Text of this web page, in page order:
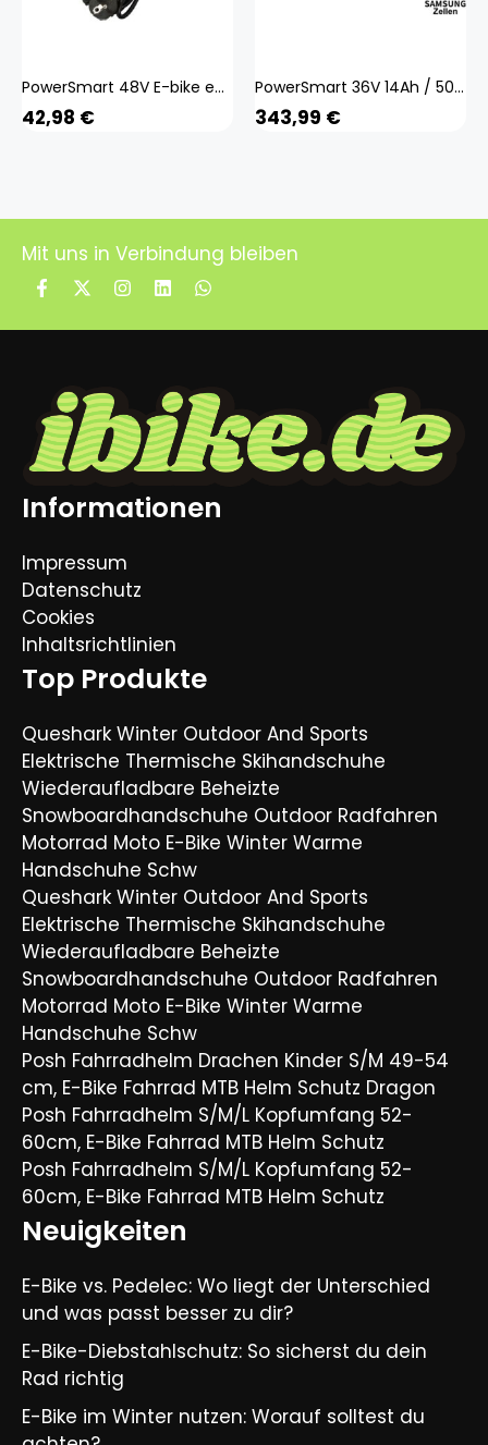
PowerSmart 48V E-bike ebike Akku AC-Ladegerät Netzteil
42,98 €
PowerSmart 36V 14Ah / 504Wh Schwarz eBike Akku für Saxonette Premium Plus
343,99 €
Mit uns in Verbindung bleiben
Informationen
Impressum
Datenschutz
Cookies
Inhaltsrichtlinien
Top Produkte
Queshark Winter Outdoor And Sports
Elektrische Thermische Skihandschuhe
Wiederaufladbare Beheizte
Snowboardhandschuhe Outdoor Radfahren
Motorrad Moto E-Bike Winter Warme
Handschuhe Schw
Queshark Winter Outdoor And Sports
Elektrische Thermische Skihandschuhe
Wiederaufladbare Beheizte
Snowboardhandschuhe Outdoor Radfahren
Motorrad Moto E-Bike Winter Warme
Handschuhe Schw
Posh Fahrradhelm Drachen Kinder S/M 49-54
cm, E-Bike Fahrrad MTB Helm Schutz Dragon
Posh Fahrradhelm S/M/L Kopfumfang 52-
60cm, E-Bike Fahrrad MTB Helm Schutz
Posh Fahrradhelm S/M/L Kopfumfang 52-
60cm, E-Bike Fahrrad MTB Helm Schutz
Neuigkeiten
E-Bike vs. Pedelec: Wo liegt der Unterschied
und was passt besser zu dir?
E-Bike-Diebstahlschutz: So sicherst du dein
Rad richtig
E-Bike im Winter nutzen: Worauf solltest du